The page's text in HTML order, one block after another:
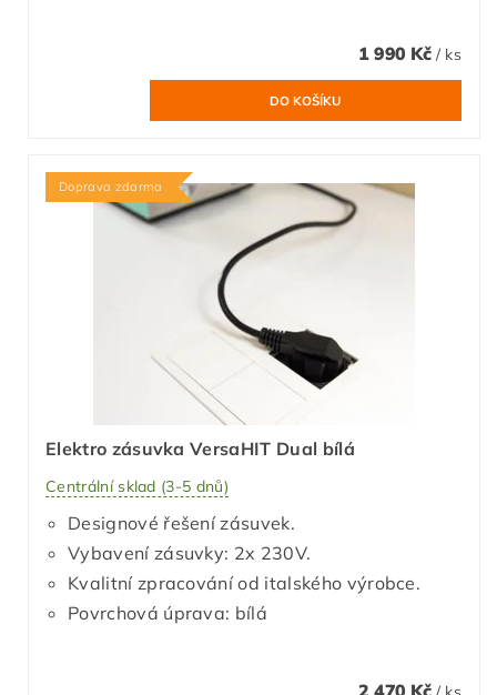
1 990 Kč / ks
Doprava zdarma
Elektro zásuvka VersaHIT Dual bílá
Centrální sklad (3-5 dnů)
Designové řešení zásuvek.
Vybavení zásuvky: 2x 230V.
Kvalitní zpracování od italského výrobce.
Povrchová úprava: bílá